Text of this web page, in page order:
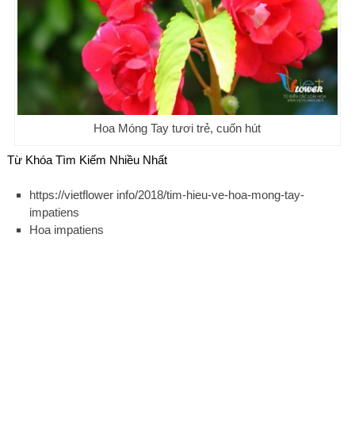
Hoa Móng Tay tươi trẻ, cuốn hút
Từ Khóa Tìm Kiếm Nhiều Nhất
https://vietflower info/2018/tim-hieu-ve-hoa-mong-tay-
impatiens
Hoa impatiens